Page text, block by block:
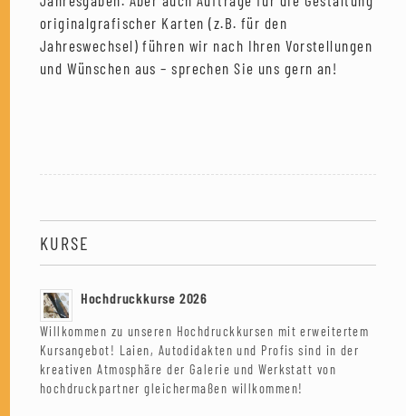
originalgrafischer Karten (z.B. für den
Jahreswechsel) führen wir nach Ihren Vorstellungen
und Wünschen aus – sprechen Sie uns gern an!
KURSE
Hochdruckkurse 2026
Willkommen zu unseren Hochdruckkursen mit erweitertem
Kursangebot! Laien, Autodidakten und Profis sind in der
kreativen Atmosphäre der Galerie und Werkstatt von
hochdruckpartner gleichermaßen willkommen!